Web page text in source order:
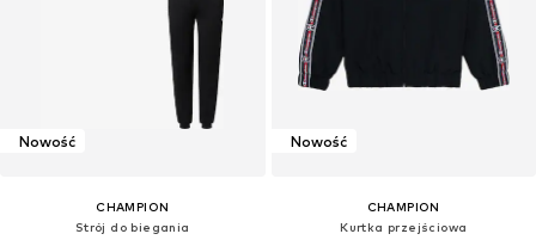
Nowość
CHAMPION
Strój do biegania
Nowość
CHAMPION
Kurtka przejściowa